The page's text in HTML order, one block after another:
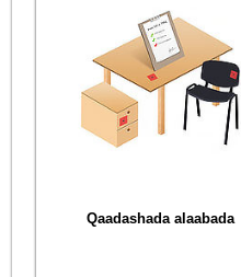
Qaadashada alaabada